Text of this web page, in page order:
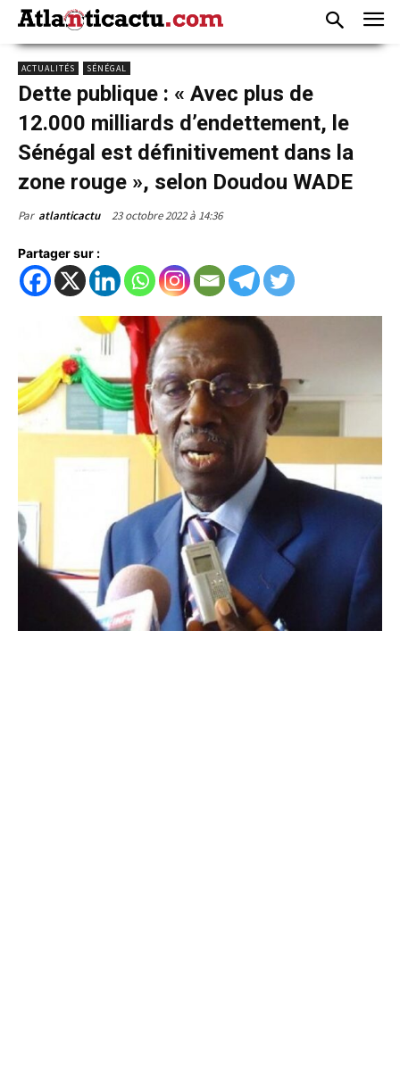
ACTUALITÉS SÉNÉGAL
Dette publique : « Avec plus de
12.000 milliards d’endettement, le
Sénégal est définitivement dans la
zone rouge », selon Doudou WADE
Par atlanticactu 23 octobre 2022 à 14:36
Partager sur :